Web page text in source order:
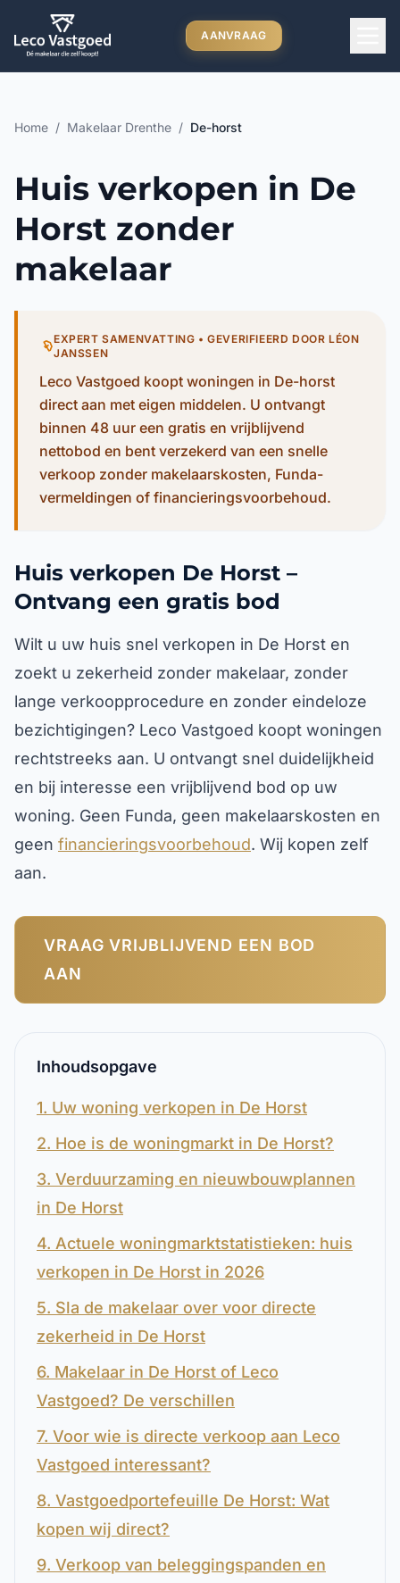
Ga direct naar inhoud
AANVRAAG
Home / Makelaar Drenthe / De-horst
Huis verkopen in De
Horst zonder
makelaar
EXPERT SAMENVATTING • GEVERIFIEERD DOOR LÉON
JANSSEN
Leco Vastgoed koopt woningen in De-horst
direct aan met eigen middelen. U ontvangt
binnen 48 uur een gratis en vrijblijvend
nettobod en bent verzekerd van een snelle
verkoop zonder makelaarskosten, Funda-
vermeldingen of financieringsvoorbehoud.
Huis verkopen De Horst –
Ontvang een gratis bod
Wilt u uw huis snel verkopen in De Horst en
zoekt u zekerheid zonder makelaar, zonder
lange verkoopprocedure en zonder eindeloze
bezichtigingen? Leco Vastgoed koopt woningen
rechtstreeks aan. U ontvangt snel duidelijkheid
en bij interesse een vrijblijvend bod op uw
woning. Geen Funda, geen makelaarskosten en
geen financieringsvoorbehoud. Wij kopen zelf
aan.
VRAAG VRIJBLIJVEND EEN BOD
AAN
Inhoudsopgave
1. Uw woning verkopen in De Horst
2. Hoe is de woningmarkt in De Horst?
3. Verduurzaming en nieuwbouwplannen
in De Horst
4. Actuele woningmarktstatistieken: huis
verkopen in De Horst in 2026
5. Sla de makelaar over voor directe
zekerheid in De Horst
6. Makelaar in De Horst of Leco
Vastgoed? De verschillen
7. Voor wie is directe verkoop aan Leco
Vastgoed interessant?
8. Vastgoedportefeuille De Horst: Wat
kopen wij direct?
9. Verkoop van beleggingspanden en